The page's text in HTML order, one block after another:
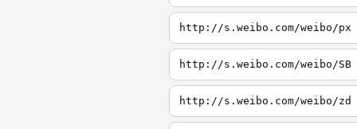
http://s.weibo.com/weibo/px
http://s.weibo.com/weibo/SB
http://s.weibo.com/weibo/zd